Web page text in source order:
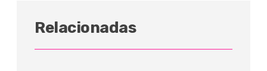
Relacionadas